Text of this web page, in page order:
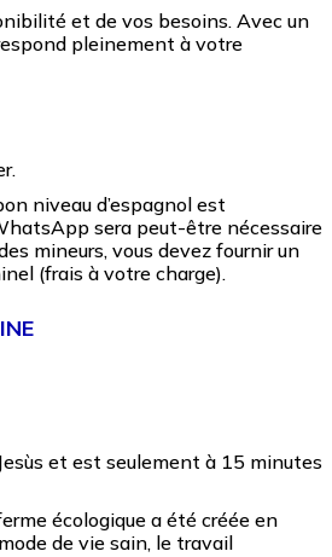
et de vos besoins. Avec un
pleinement à votre
niveau d’espagnol est
sera peut-être nécessaire
mineurs, vous devez fournir un
(frais à votre charge).
et est seulement à 15 minutes
écologique a été créée en
de vie sain, le travail